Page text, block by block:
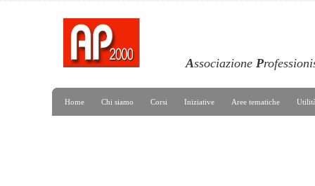
Associazione P
Home Chi siamo Corsi Iniziative Aree tematiche